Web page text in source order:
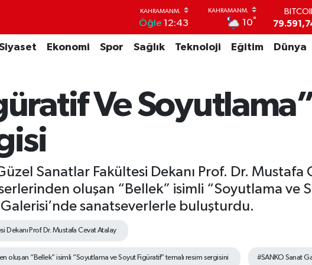
Öğle 12:43 10°
53,38690
Ekonomi Spor Sağlık Teknoloji Eğitim Dünya
Ve Soyutlama”
Sanatlar Fakültesi Dekanı Prof. Dr.
oluşan “Bellek” isimli “Soyutlama ve
sanatseverlerle buluşturdu.
Prof. Dr. Mustafa Cevat Atalay
oluşan “Bellek” isimli “Soyutlama ve Soyut Figüratif” temalı resim sergisini #SANKO Sanat